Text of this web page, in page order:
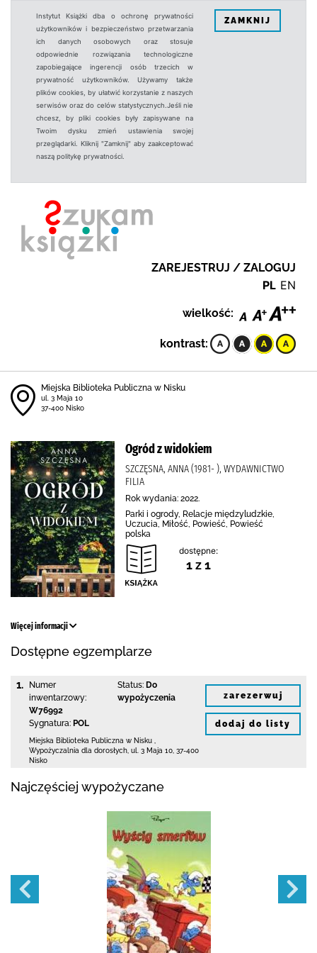
Instytut Książki dba o ochronę prywatności
użytkowników i bezpieczeństwo przetwarzania
ich danych osobowych oraz stosuje
odpowiednie rozwiązania technologiczne
zapobiegające ingerencji osób trzecich w
prywatność użytkowników. Używamy także
plików cookies, by ułatwić korzystanie z naszych
serwisów oraz do celów statystycznych.Jeśli nie
chcesz, by pliki cookies były zapisywane na
Twoim dysku zmień ustawienia swojej
przeglądarki. Kliknij "Zamknij" aby zaakceptować
naszą politykę prywatności.
ZAMKNIJ
ZAREJESTRUJ / ZALOGUJ
PL EN
wielkość:
kontrast:
Miejska Biblioteka Publiczna w Nisku
ul. 3 Maja 10
37-400 Nisko
Ogród z widokiem
SZCZĘSNA, ANNA (1981- ), WYDAWNICTWO
FILIA
Rok wydania: 2022.
Parki i ogrody, Relacje międzyludzkie,
Uczucia, Miłość, Powieść, Powieść
polska
dostępne:
1 z 1
Więcej informacji
Dostępne egzemplarze
1.
Numer
inwentarzowy:
W76992
Sygnatura: POL
Status: Do
wypożyczenia
Miejska Biblioteka Publiczna w Nisku
Wypożyczalnia dla dorosłych, ul. 3 Maja 10 37-400
Nisko
zarezerwuj
dodaj do listy
Najczęściej wypożyczane